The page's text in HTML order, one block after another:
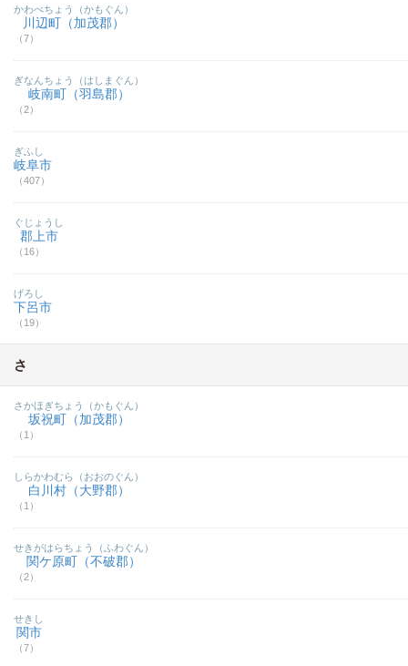
川辺町（加茂郡）
（7）
かわべちょう（かもぐん）
岐南町（羽島郡）
（2）
ぎなんちょう（はしまぐん）
岐阜市
（407）
ぎふし
郡上市
（16）
ぐじょうし
下呂市
（19）
げろし
さ
坂祝町（加茂郡）
（1）
さかほぎちょう（かもぐん）
白川村（大野郡）
（1）
しらかわむら（おおのぐん）
関ケ原町（不破郡）
（2）
せきがはらちょう（ふわぐん）
関市
（7）
せきし